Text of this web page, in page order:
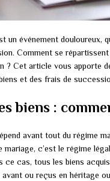
un événement douloureux,
Comment se
Cet article vous apporte
et des frais de
biens :
avant tout du régime
mariage, c’est le régime
ce cas, tous les biens
ou reçus en héritage